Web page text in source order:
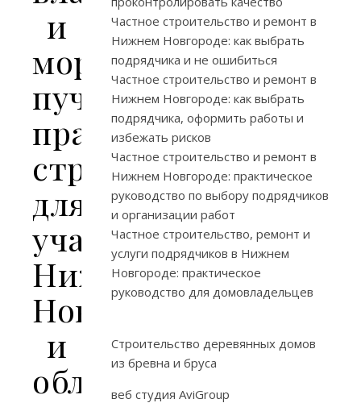
и
морозного
пучения:
практическая
стратегия
для
участков
Нижнего
Новгорода
и
области
Частное строительство и ремонт в
Нижнем Новгороде: как выбрать
подрядчика и не ошибиться
Частное строительство и ремонт в
Нижнем Новгороде: как выбрать
подрядчика, оформить работы и
избежать рисков
Частное строительство и ремонт в
Нижнем Новгороде: практическое
руководство по выбору подрядчиков
и организации работ
Частное строительство, ремонт и
услуги подрядчиков в Нижнем
Новгороде: практическое
руководство для домовладельцев
Строительство деревянных домов
из бревна и бруса
веб студия AviGroup